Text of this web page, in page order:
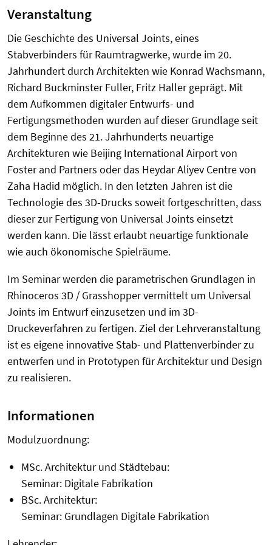
Veranstaltung
Die Geschichte des Universal Joints, eines
Stabverbinders für Raumtragwerke, wurde im 20.
Jahrhundert durch Architekten wie Konrad Wachsmann,
Richard Buckminster Fuller, Fritz Haller geprägt. Mit
dem Aufkommen digitaler Entwurfs- und
Fertigungsmethoden wurden auf dieser Grundlage seit
dem Beginne des 21. Jahrhunderts neuartige
Architekturen wie Beijing International Airport von
Foster and Partners oder das Heydar Aliyev Centre von
Zaha Hadid möglich. In den letzten Jahren ist die
Technologie des 3D-Drucks soweit fortgeschritten, dass
dieser zur Fertigung von Universal Joints einsetzt
werden kann. Die lässt erlaubt neuartige funktionale
wie auch ökonomische Spielräume.
Im Seminar werden die parametrischen Grundlagen in
Rhinoceros 3D / Grasshopper vermittelt um Universal
Joints im Entwurf einzusetzen und im 3D-
Druckeverfahren zu fertigen. Ziel der Lehrveranstaltung
ist es eigene innovative Stab- und Plattenverbinder zu
entwerfen und in Prototypen für Architektur und Design
zu realisieren.
Informationen
Modulzuordnung:
MSc. Architektur und Städtebau:
Seminar: Digitale Fabrikation
BSc. Architektur:
Seminar: Grundlagen Digitale Fabrikation